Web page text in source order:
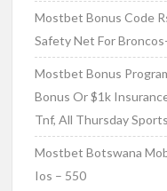
Mostbet Bonus Code
Safety Net For
Mostbet Bonus
Bonus Or $1k
Tnf, All Thursday
Mostbet Botswana
Ios – 550